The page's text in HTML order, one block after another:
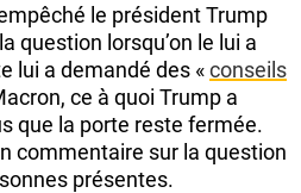
le président Trump
question lorsqu’on le lui a
lui a demandé des «conseils
ce à quoi Trump a
que la porte reste fermée.
commentaire sur la question
présentes.